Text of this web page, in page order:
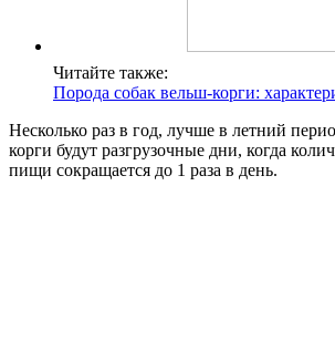
Читайте также:
Порода собак вельш-корги:
Несколько раз в год, лучше в летний
корги будут разгрузочные дни, когда
пищи сокращается до 1 раза в день.